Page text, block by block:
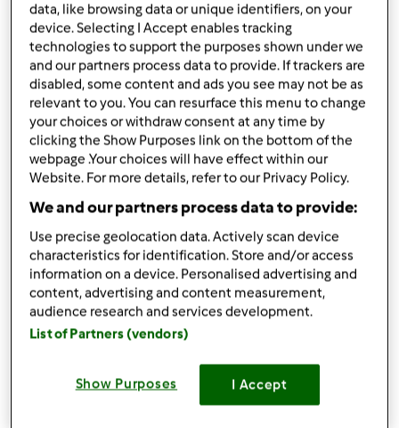
Ingredienti
Impasto base
300grammilievito madre
grammi
acqua
grammi
farina di manitoba
1,5cucchiainomiele millefiori
60grammiolio evo qb
30grammisale
per colorare
150grammispinaci cotti e strizzati
colmo di curcuma
cucchiai concentrato di pomodoro
data, like browsing data or unique identifiers, on your
device. Selecting I Accept enables tracking
technologies to support the purposes shown under we
and our partners process data to provide. If trackers are
disabled, some content and ads you see may not be as
relevant to you. You can resurface this menu to change
your choices or withdraw consent at any time by
clicking the Show Purposes link on the bottom of the
webpage .Your choices will have effect within our
Website. For more details, refer to our Privacy Policy.
We and our partners process data to provide:
Use precise geolocation data. Actively scan device
characteristics for identification. Store and/or access
information on a device. Personalised advertising and
content, advertising and content measurement,
audience research and services development.
List of Partners (vendors)
Show Purposes I Accept